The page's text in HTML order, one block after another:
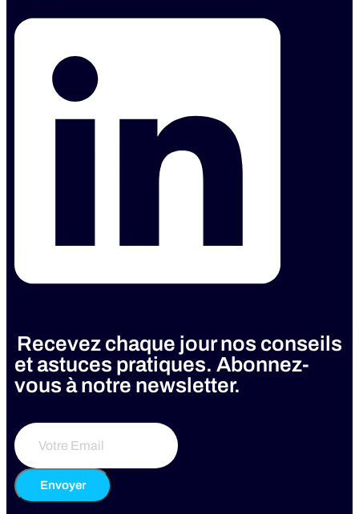
Recevez chaque jour nos conseils
et astuces pratiques. Abonnez-
vous à notre newsletter.
Envoyer